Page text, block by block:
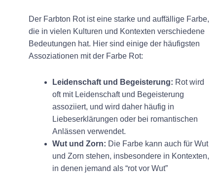
Der Farbton Rot ist eine starke und auffällige Farbe,
die in vielen Kulturen und Kontexten verschiedene
Bedeutungen hat. Hier sind einige der häufigsten
Assoziationen mit der Farbe Rot:
Leidenschaft und Begeisterung: Rot wird
oft mit Leidenschaft und Begeisterung
assoziiert, und wird daher häufig in
Liebeserklärungen oder bei romantischen
Anlässen verwendet.
Wut und Zorn: Die Farbe kann auch für Wut
und Zorn stehen, insbesondere in Kontexten,
in denen jemand als “rot vor Wut”